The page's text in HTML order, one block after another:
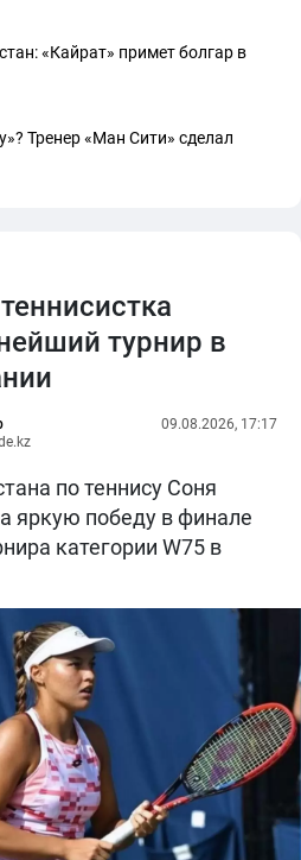
«Кайрат» примет болгар в
Тренер «Ман Сити» сделал
турнир в
09.08.2026, 17:17
по теннису Соня
яркую победу в финале
категории W75 в